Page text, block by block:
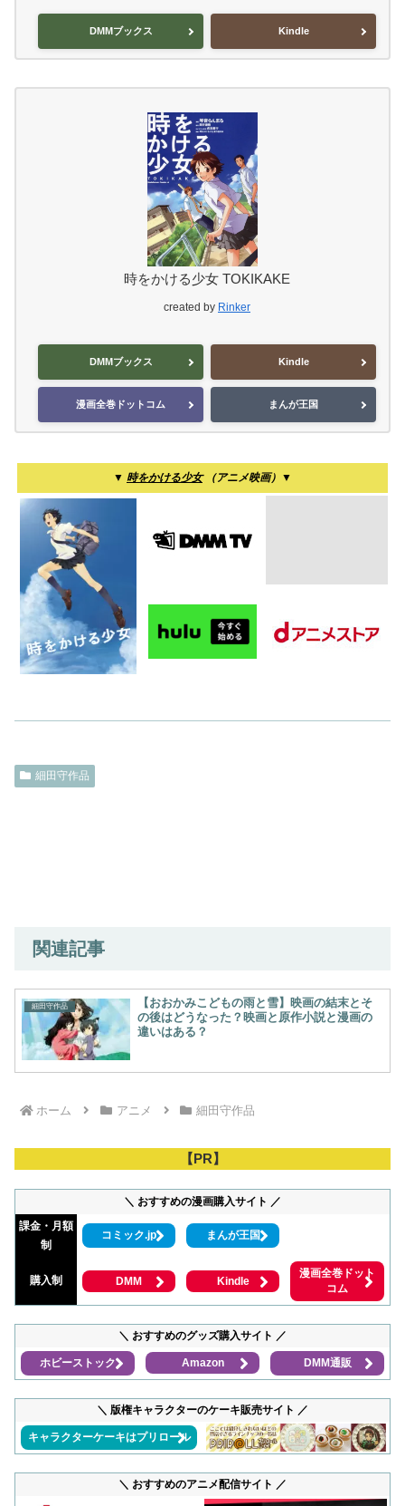
DMMブックス Kindle
時をかける少女 TOKIKAKE
created by Rinker
DMMブックス Kindle
漫画全巻ドットコム まんが王国
▼ 時をかける少女（アニメ映画）▼
細田守作品
関連記事
細田守作品
【おおかみこどもの雨と雪】映画の結末とそ
の後はどうなった？映画と原作小説と漫画の
違いはある？
ホーム アニメ 細田守作品
【PR】
＼ おすすめの漫画購入サイト ／
課金・月額
制
コミック.jp まんが王国
購入制 DMM Kindle
漫画全巻ドット
コム
＼ おすすめのグッズ購入サイト ／
ホビーストック Amazon DMM通販
＼ 版権キャラクターのケーキ販売サイト ／
キャラクターケーキはプリロール
＼ おすすめのアニメ配信サイト ／